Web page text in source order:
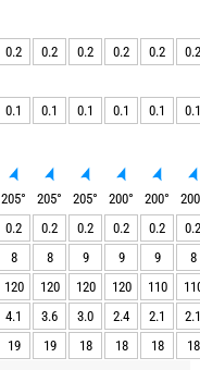
0.2 0.2 0.2 0.2 0.2 0.2
0.1 0.1 0.1 0.1 0.1 0.1
205° 205° 205° 200° 200°
200
0.2 0.2 0.2 0.2 0.2
0.2
8 8 9 9 9
8
120 120 120 120 110
4.1 3.6 3.0 2.4 2.1
2.1
19 19 18 18 18 18